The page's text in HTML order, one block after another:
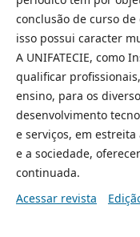
conclusão de curso
isso possui caracter
A UNIFATECIE, como
qualificar
ensino, para os
desenvolvimento
e serviços, em
e a sociedade,
continuada.
Acessar revista